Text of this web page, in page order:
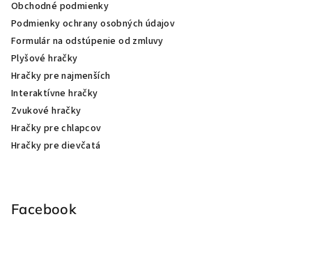
Obchodné podmienky
Podmienky ochrany osobných údajov
Formulár na odstúpenie od zmluvy
Plyšové hračky
Hračky pre najmenších
Interaktívne hračky
Zvukové hračky
Hračky pre chlapcov
Hračky pre dievčatá
Facebook